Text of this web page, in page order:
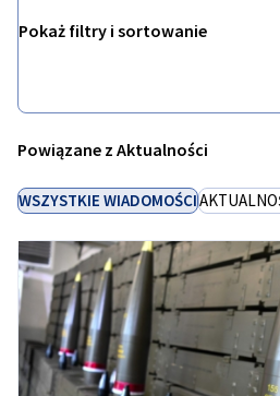
Opcje filtrowania zostały
Pokaż filtry i sortowanie
Powiązane z Aktualności
WSZYSTKIE WIADOMOŚCI